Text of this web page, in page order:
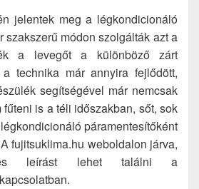
jelentek meg a légkondicionáló
szakszerű módon szolgálták azt a
a levegőt a különböző zárt
technika már annyira fejlődött,
segítségével már nemcsak
is a téli időszakban, sőt, sok
páramentesítőként
fujitsuklima.hu weboldalon járva,
leírást lehet találni a